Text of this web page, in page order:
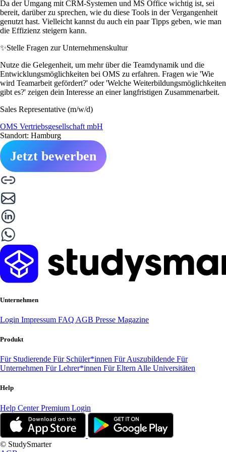
Da der Umgang mit CRM-Systemen und MS Office wichtig ist, sei
bereit, darüber zu sprechen, wie du diese Tools in der Vergangenheit
genutzt hast. Vielleicht kannst du auch ein paar Tipps geben, wie man
die Effizienz steigern kann.
✨Stelle Fragen zur Unternehmenskultur
Nutze die Gelegenheit, um mehr über die Teamdynamik und die
Entwicklungsmöglichkeiten bei OMS zu erfahren. Fragen wie 'Wie
wird Teamarbeit gefördert?' oder 'Welche Weiterbildungsmöglichkeiten
gibt es?' zeigen dein Interesse an einer langfristigen Zusammenarbeit.
Sales Representative (m/w/d)
OMS Vertriebsgesellschaft mbH
Standort: Hamburg
Jetzt bewerben
Unternehmen
Login Impressum FAQ AGB Presse Magazine
Produkt
Für Studierende Für Schüler*innen Für Auszubildende Für
Unternehmen Für Lehrer*innen Für Eltern Alle Universitäten
Help
Help CenterPremium Login
© StudySmarter